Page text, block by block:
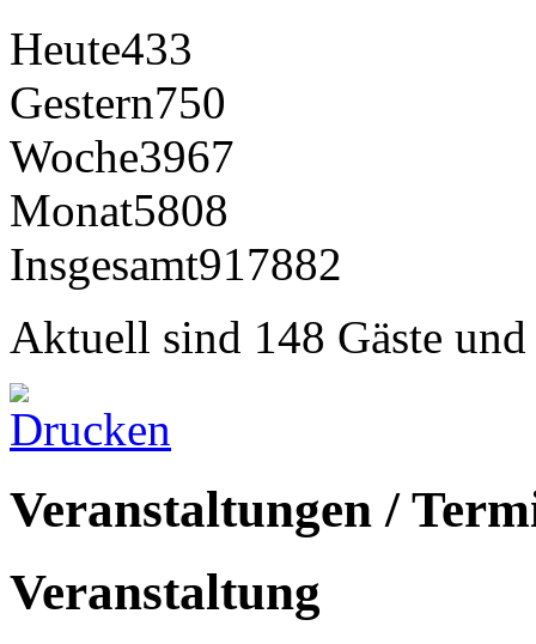
Heute433
Gestern750
Woche3967
Monat5808
Insgesamt917882
Aktuell sind 148 Gäste
Veranstaltungen /
Veranstaltung